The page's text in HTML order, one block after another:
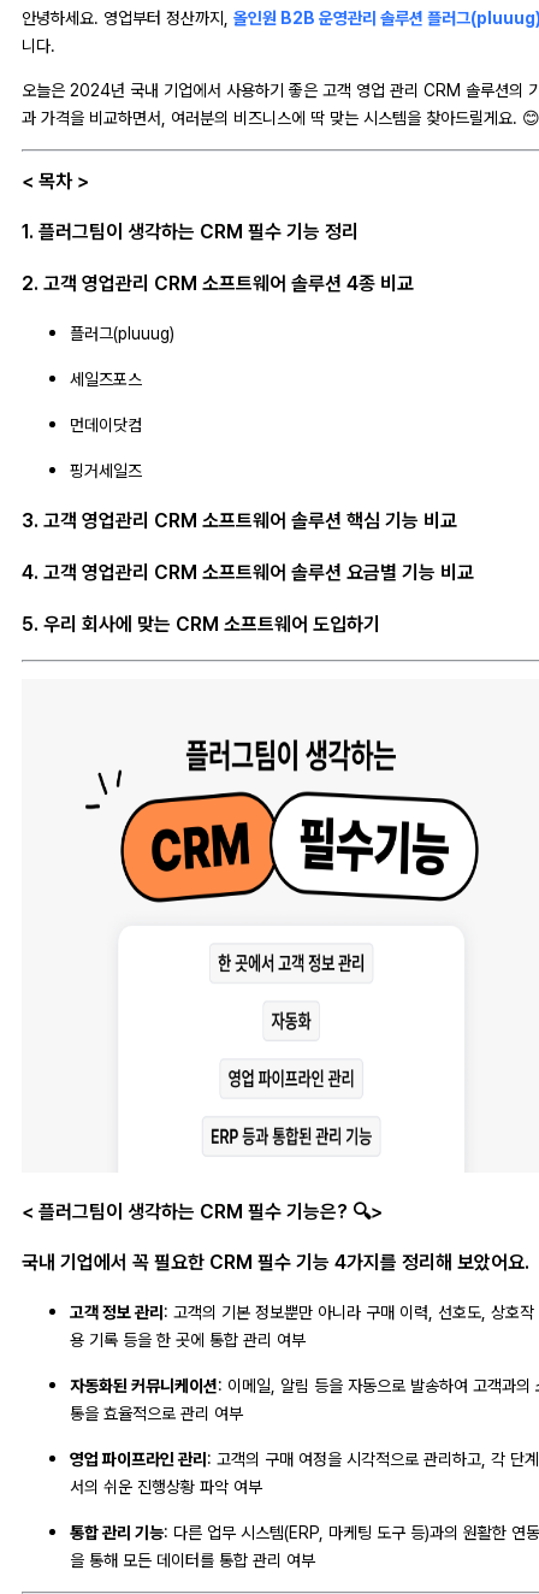
안녕하세요. 영업부터 정산까지, 올인원 B2B 운영관리 솔루션 플러그
니다.
오늘은 2024년 국내 기업에서 사용하기 좋은 고객 영업 관리 CRM 솔루션의
과 가격을 비교하면서, 여러분의 비즈니스에 딱 맞는 시스템을 찾아드릴게요.
< 목차 >
1. 플러그팀이 생각하는 CRM 필수 기능 정리
2. 고객 영업관리 CRM 소프트웨어 솔루션 4종 비교
플러그(pluuug)
세일즈포스
먼데이닷컴
핑거세일즈
3. 고객 영업관리 CRM 소프트웨어 솔루션 핵심 기능 비교
4. 고객 영업관리 CRM 소프트웨어 솔루션 요금별 기능 비교
5. 우리 회사에 맞는 CRM 소프트웨어 도입하기
< 플러그팀이 생각하는 CRM 필수 기능은? 🔍>
국내 기업에서 꼭 필요한 CRM 필수 기능 4가지를 정리해 보았어요.
고객 정보 관리 : 고객의 기본 정보뿐만 아니라 구매 이력, 선호도, 상호작
용 기록 등을 한 곳에 통합 관리 여부
자동화된 커뮤니케이션: 이메일, 알림 등을 자동으로 발송하여 고객과의
통을 효율적으로 관리 여부
영업 파이프라인 관리 : 고객의 구매 여정을 시각적으로 관리하고, 각 단
서의 쉬운 진행상황 파악 여부
통합 관리 기능: 다른 업무 시스템(ERP, 마케팅 도구 등)과의 원활한 연동
을 통해 모든 데이터를 통합 관리 여부